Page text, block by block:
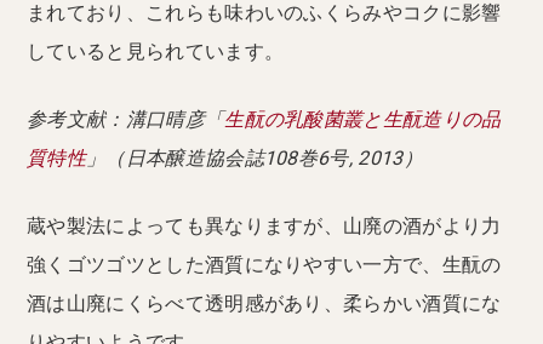
まれており、これらも味わいのふくらみやコクに影響
していると見られています。
参考文献：溝口晴彦「 生酛の乳酸菌叢と生酛造りの品
質特性」（日本醸造協会誌108巻6号, 2013）
蔵や製法によっても異なりますが、山廃の酒がより力
強くゴツゴツとした酒質になりやすい一方で、生酛の
酒は山廃にくらべて透明感があり、柔らかい酒質にな